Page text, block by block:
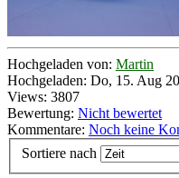
Hochgeladen von: Martin
Hochgeladen: Do, 15. Aug
Views: 3807
Bewertung: Nicht bewertet
Kommentare: Noch keine
Sortiere nach